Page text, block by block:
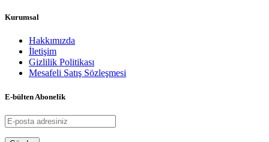
Kurumsal
Hakkımızda
İletişim
Gizlilik Politikası
Mesafeli Satış Sözleşmesi
E-bülten Abonelik